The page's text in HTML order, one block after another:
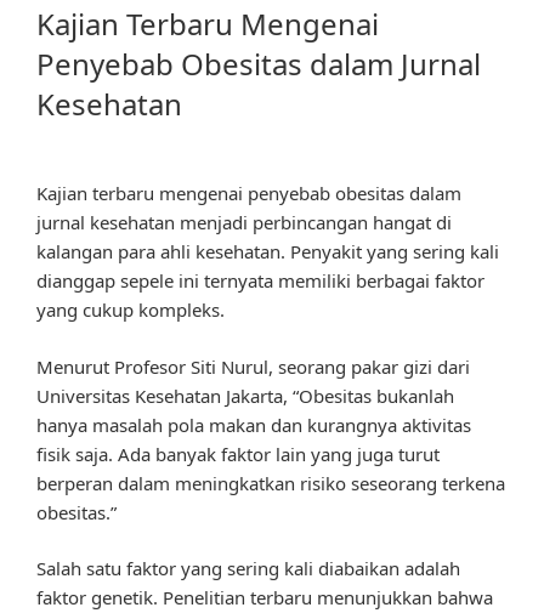
Kajian Terbaru Mengenai
Penyebab Obesitas dalam Jurnal
Kesehatan
Kajian terbaru mengenai penyebab obesitas dalam
jurnal kesehatan menjadi perbincangan hangat di
kalangan para ahli kesehatan. Penyakit yang sering kali
dianggap sepele ini ternyata memiliki berbagai faktor
yang cukup kompleks.
Menurut Profesor Siti Nurul, seorang pakar gizi dari
Universitas Kesehatan Jakarta, “Obesitas bukanlah
hanya masalah pola makan dan kurangnya aktivitas
fisik saja. Ada banyak faktor lain yang juga turut
berperan dalam meningkatkan risiko seseorang terkena
obesitas.”
Salah satu faktor yang sering kali diabaikan adalah
faktor genetik. Penelitian terbaru menunjukkan bahwa